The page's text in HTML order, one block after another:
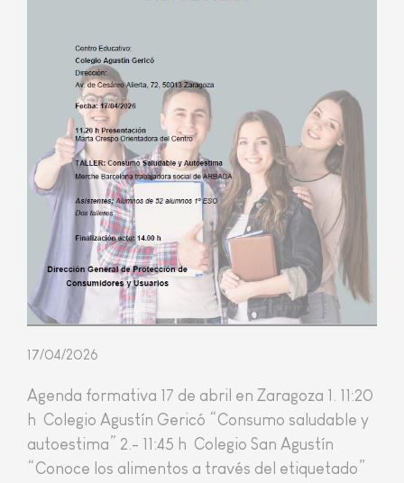
17/04/2026
Agenda formativa 17 de abril en Zaragoza 1. 11:20
h Colegio Agustín Gericó “Consumo saludable y
autoestima” 2.- 11:45 h Colegio San Agustín
“Conoce los alimentos a través del etiquetado”